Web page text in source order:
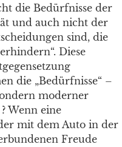
die Bedürfnisse der
und auch nicht der
sind, die
Diese
die „Bedürfnisse“ –
moderner
Wenn eine
mit dem Auto in der
Freude